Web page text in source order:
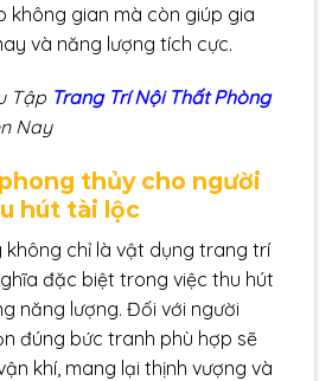
không gian mà còn giúp gia
và năng lượng tích cực.
Tập Trang Trí Nội Thất Phòng
Nay
thủy cho người
hút tài lộc
không chỉ là vật dụng trang trí
đặc biệt trong việc thu hút
năng lượng. Đối với người
đúng bức tranh phù hợp sẽ
khí, mang lại thịnh vượng và